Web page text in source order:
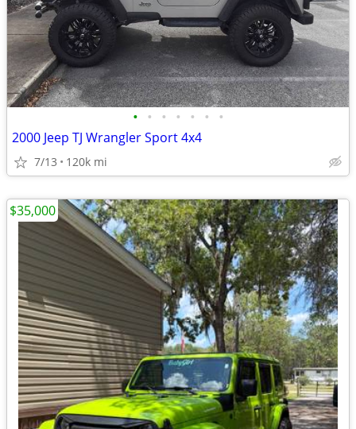
• • • • • • •
2000 Jeep TJ Wrangler Sport 4x4
7/13 120k mi
$35,000